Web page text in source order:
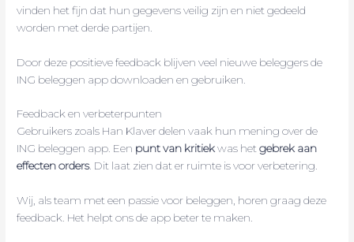
vinden het fijn dat hun gegevens veilig zijn en niet gedeeld
worden met derde partijen.
Door deze positieve feedback blijven veel nieuwe beleggers de
ING beleggen app downloaden en gebruiken.
Feedback en verbeterpunten
Gebruikers zoals Han Klaver delen vaak hun mening over de
ING beleggen app. Een punt van kritiekwas hetgebrek aan
effecten orders. Dit laat zien dat er ruimte is voor verbetering.
Wij, als team met een passie voor beleggen, horen graag deze
feedback. Het helpt ons de app beter te maken.